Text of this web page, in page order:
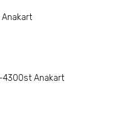
4300st Anakart